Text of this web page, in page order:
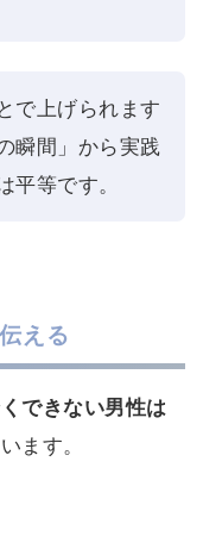
で上げられます
瞬間」から実践
平等です。
える
できない男性は
ます。